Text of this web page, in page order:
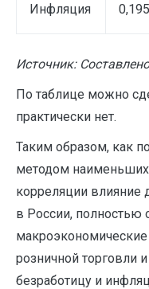
Инфляция
Источник:
По таблице можно
практически нет.
Таким образом, как
методом наименьших
корреляции
в России, полностью
розничной торговли
безработицу и